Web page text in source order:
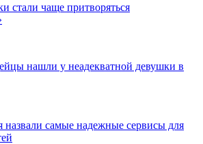
стали чаще притворяться
нашли у неадекватной девушки в
самые надежные сервисы для